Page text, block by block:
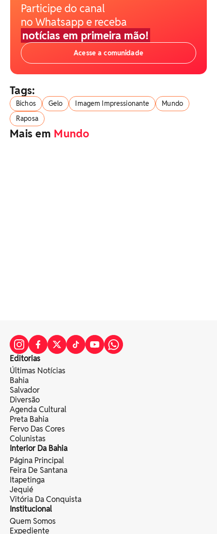
Participe do canal
no Whatsapp e receba
notícias em primeira mão!
Acesse a comunidade
Tags:
Bichos Gelo Imagem Impressionante
Mundo
Raposa
Mais em Mundo
Editorias
Últimas Notícias
Bahia
Salvador
Diversão
Agenda Cultural
Preta Bahia
Fervo Das Cores
Colunistas
Interior Da Bahia
Página Principal
Feira De Santana
Itapetinga
Jequié
Vitória Da Conquista
Institucional
Quem Somos
Expediente